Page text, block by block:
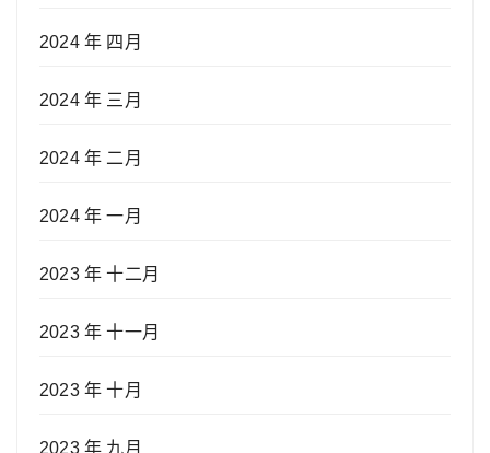
2024 年 四月
2024 年 三月
2024 年 二月
2024 年 一月
2023 年 十二月
2023 年 十一月
2023 年 十月
2023 年 九月